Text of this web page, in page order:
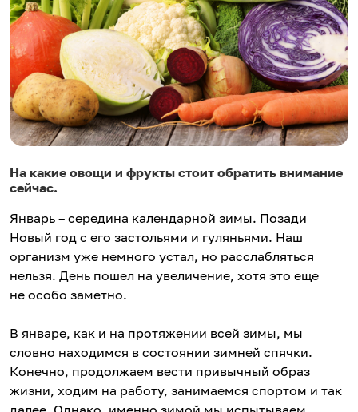
На какие овощи и фрукты стоит обратить внимание
сейчас.
Январь – середина календарной зимы. Позади
Новый год с его застольями и гуляньями. Наш
организм уже немного устал, но расслабляться
нельзя. День пошел на увеличение, хотя это еще
не особо заметно.
В январе, как и на протяжении всей зимы, мы
словно находимся в состоянии зимней спячки.
Конечно, продолжаем вести привычный образ
жизни, ходим на работу, занимаемся спортом и так